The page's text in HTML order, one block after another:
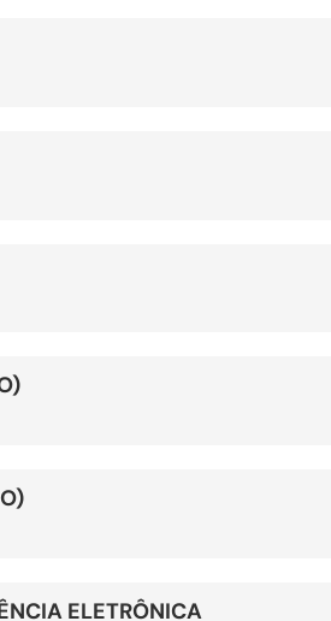
ELETRÔNICA